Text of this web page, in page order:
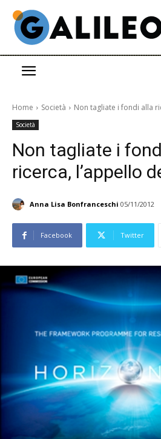
Home Società Non tagliate i fondi alla
Società
Non tagliate i
ricerca, l’appello
Anna Lisa Bonfranceschi 05/11/2012
Facebook Twitter